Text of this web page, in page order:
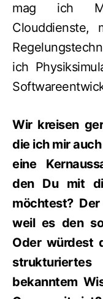
mag ich
ich
Wir kreisen
die ich mir
eine
den Du mit
möchtest?
weil es den
Oder würdest
bekanntem